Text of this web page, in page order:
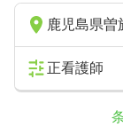
鹿児島県曽
正看護師